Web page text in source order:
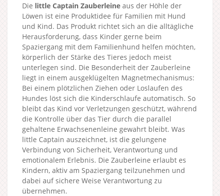
Die little Captain Zauberleine aus der Höhle der
Löwen ist eine Produktidee für Familien mit Hund
und Kind. Das Produkt richtet sich an die alltägliche
Herausforderung, dass Kinder gerne beim
Spaziergang mit dem Familienhund helfen möchten,
körperlich der Stärke des Tieres jedoch meist
unterlegen sind. Die Besonderheit der Zauberleine
liegt in einem ausgeklügelten Magnetmechanismus:
Bei einem plötzlichen Ziehen oder Loslaufen des
Hundes löst sich die Kinderschlaufe automatisch. So
bleibt das Kind vor Verletzungen geschützt, während
die Kontrolle über das Tier durch die parallel
gehaltene Erwachsenenleine gewahrt bleibt. Was
little Captain auszeichnet, ist die gelungene
Verbindung von Sicherheit, Verantwortung und
emotionalem Erlebnis. Die Zauberleine erlaubt es
Kindern, aktiv am Spaziergang teilzunehmen und
dabei auf sichere Weise Verantwortung zu
übernehmen.